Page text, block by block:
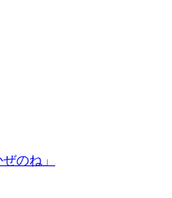
のね」